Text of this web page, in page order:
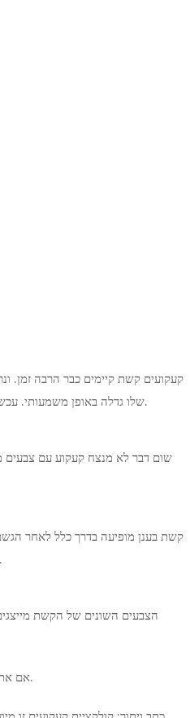
קעקועים קשת קיימים כבר הרבה זמן.
שלו גדלה באופן משמעותי. עכשיו, אתה יכול לראות אנשים לובשים את הטיטולים הרב-צבעים האלה בכל מקום מכמה סיבות.
שום דבר לא מנצח קעקוע עם צבעים
קשת בענן מופיעה בדרך כלל לאחר
תקווה, אמונה והתחלה חדשה. למי שמחפש משמעות ויופי בטאט אחד, הקשת בענן מתאימה.
הצבעים השונים של הקשת מייצגים
אם אתה אוהב דיו צבעוני, תסתכל על קעקוע הקשת הבאים. ואולי תמצא משהו שמעורר בך השראה.